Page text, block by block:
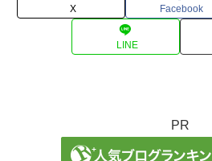
X Facebook
LINE
PR